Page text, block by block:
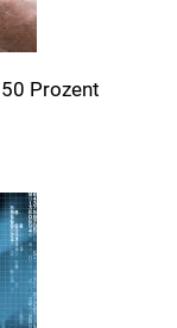
Prozent